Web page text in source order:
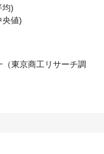
均)
央値)
東京商工リサーチ調